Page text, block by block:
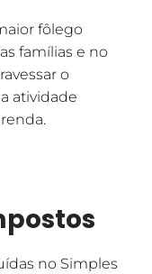
fôlego
famílias e no
o
atividade
no Simples